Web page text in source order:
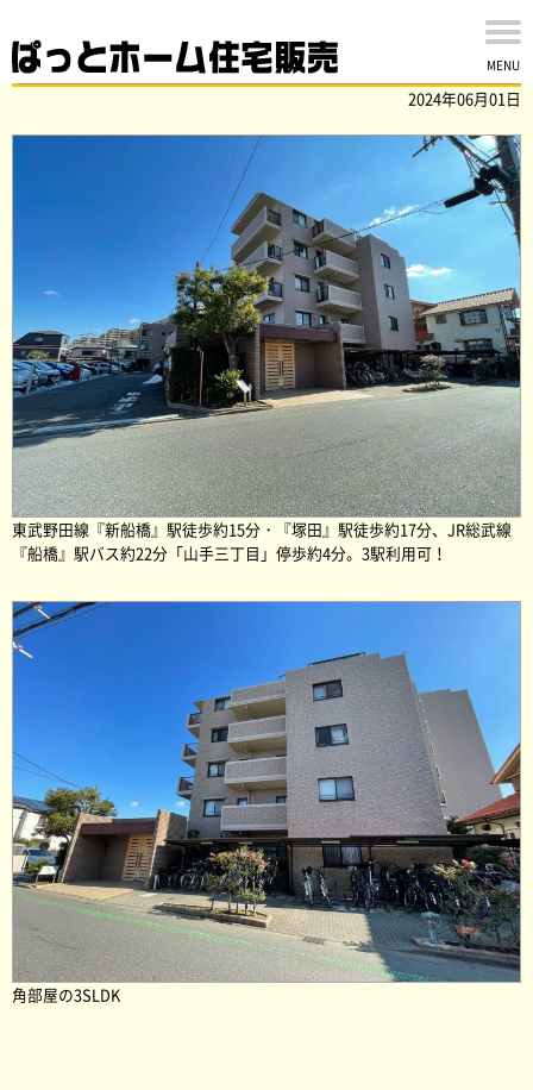
MENU
レックスハイム西船橋弐番館 5階一住戸を買取ました！
2024年06月01日
東武野田線『新船橋』駅徒歩約15分・『塚田』駅徒歩約17分、JR総武線
『船橋』駅バス約22分「山手三丁目」停歩約4分。3駅利用可！
角部屋の3SLDK